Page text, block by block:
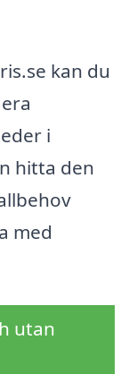
kan du
i
hitta den
med
utan